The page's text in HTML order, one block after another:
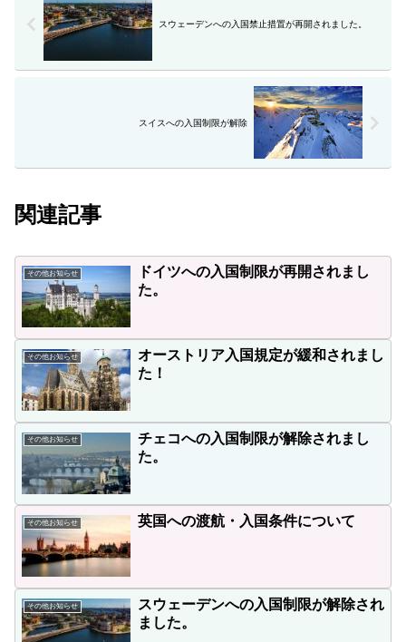
スウェーデンへの入国禁止措置が再開されました。
スイスへの入国制限が解除
関連記事
その他お知らせ
ドイツへの入国制限が再開されまし
た。
その他お知らせ
オーストリア入国規定が緩和されまし
た！
その他お知らせ
チェコへの入国制限が解除されまし
た。
その他お知らせ 英国への渡航・入国条件について
その他お知らせ
スウェーデンへの入国制限が解除され
ました。